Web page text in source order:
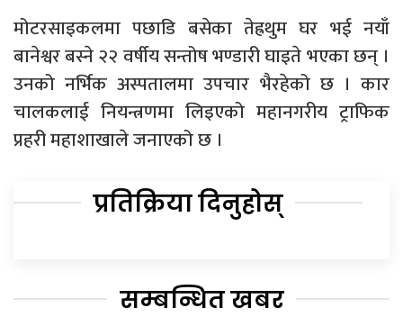
मोटरसाइकलमा पछाडि बसेका तेह्रथुम घर भई नयाँ
बानेश्वर बस्ने २२ वर्षीय सन्तोष भण्डारी घाइते भएका छन् ।
उनको नर्भिक अस्पतालमा उपचार भैरहेको छ । कार
चालकलाई नियन्त्रणमा लिइएको महानगरीय ट्राफिक
प्रहरी महाशाखाले जनाएको छ ।
प्रतिक्रिया दिनुहोस्
सम्बन्धित खबर